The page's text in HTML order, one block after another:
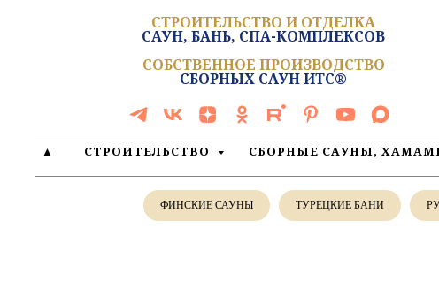
СТРОИТЕЛЬСТВО И ОТДЕЛКА
САУН, БАНЬ, СПА-КОМПЛЕКСОВ
СОБСТВЕННОЕ ПРОИЗВОДСТВО
СБОРНЫХ САУН ИТС®
▲ СТРОИТЕЛЬСТВО СБОРНЫЕ САУНЫ,
ФИНСКИЕ САУНЫ ТУРЕЦКИЕ БАНИ